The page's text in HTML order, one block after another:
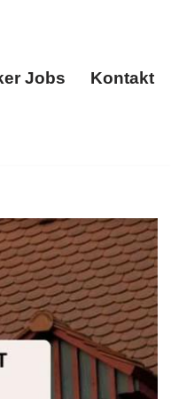
Jobs Kontakt
für